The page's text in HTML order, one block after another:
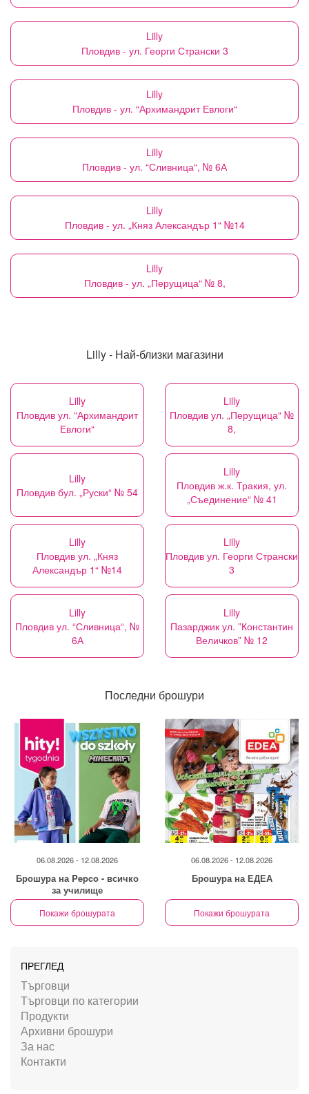
Lilly
Пловдив - ул. Георги Странски 3
Lilly
Пловдив - ул. “Архимандрит Евлоги“
Lilly
Пловдив - ул. “Сливница“, № 6А
Lilly
Пловдив - ул. „Княз Александър 1“ №14
Lilly
Пловдив - ул. „Перущица“ № 8,
Lilly - Най-близки магазини
Lilly
Пловдив ул. “Архимандрит
Евлоги“
Lilly
Пловдив ул. „Перущица“ №
8,
Lilly
Пловдив бул. „Руски“ № 54
Lilly
Пловдив ж.к. Тракия, ул.
„Съединение“ № 41
Lilly
Пловдив ул. „Княз
Александър 1“ №14
Lilly
Пловдив ул. Георги Странски
3
Lilly
Пловдив ул. “Сливница“, №
6А
Lilly
Пазарджик ул. ”Константин
Величков” № 12
Последни брошури
06.08.2026 - 12.08.2026
Брошура на Pepco - всичко
за училище
Покажи брошурата
06.08.2026 - 12.08.2026
Брошура на ЕДЕА
Покажи брошурата
ПРЕГЛЕД
Търговци
Търговци по категории
Продукти
Архивни брошури
За нас
Контакти